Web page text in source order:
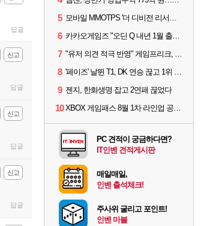
답글
신고
답글
신고
답글
신고
답글
5 모바일 MMOTPS '더 디비전 리서전스', 6일 스팀에도 출시
6 카카오게임즈 "오딘 Q 내년 1월 출시, 연기는 없다"
7 "유저 의견 적극 반영" 게임프리크, 비스트 오브 리인카네이션 개선 나선다
8 '페이즈' 날뛴 T1, DK 연승 끊고 1위 지켜
9 젠지, 한화생명 잡고 2연패 끊었다
10 XBOX 게임패스 8월 1차 라인업 공개... '비스트 오브 리인카네이션' 즉시 합류
PC 견적이 궁금하다면?
IT인벤 견적게시판
매일매일,
인벤 출석체크!
주사위 굴리고 포인트!
인벤 마블